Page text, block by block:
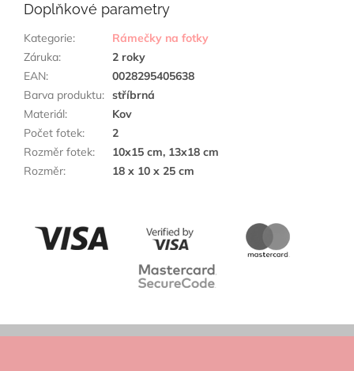
Doplňkové parametry
Kategorie:
Rámečky na fotky
Záruka:
2 roky
EAN:
0028295405638
Barva produktu: stříbrná
Materiál:
Kov
Počet fotek:
2
Rozměr fotek:
10x15 cm, 13x18 cm
Rozměr: 18 x 10 x 25 cm